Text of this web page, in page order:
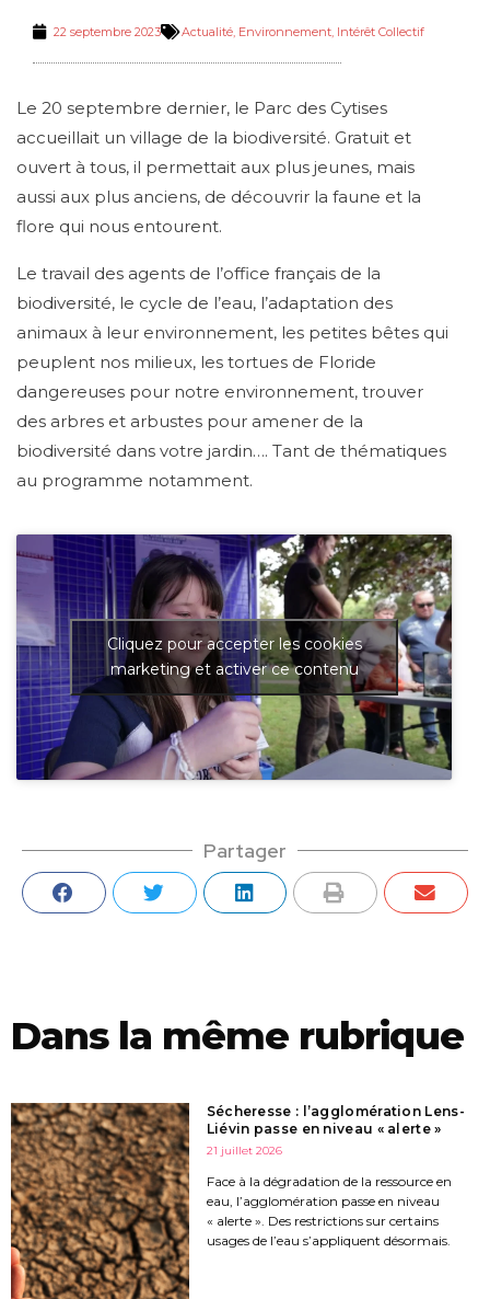
22 septembre 2023 Actualité, Environnement, Intérêt Collectif
Le 20 septembre dernier, le Parc des Cytises
accueillait un village de la biodiversité. Gratuit et
ouvert à tous, il permettait aux plus jeunes, mais
aussi aux plus anciens, de découvrir la faune et la
flore qui nous entourent.
Le travail des agents de l’office français de la
biodiversité, le cycle de l’eau, l’adaptation des
animaux à leur environnement, les petites bêtes qui
peuplent nos milieux, les tortues de Floride
dangereuses pour notre environnement, trouver
des arbres et arbustes pour amener de la
biodiversité dans votre jardin…. Tant de thématiques
au programme notamment.
Cliquez pour accepter les cookies
marketing et activer ce contenu
Partager
Dans la même rubrique
Sécheresse : l’agglomération Lens-
Liévin passe en niveau « alerte »
21 juillet 2026
Face à la dégradation de la ressource en
eau, l’agglomération passe en niveau
« alerte ». Des restrictions sur certains
usages de l’eau s’appliquent désormais.